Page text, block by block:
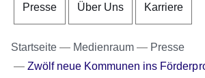
Presse Über Uns Karriere
Startseite Medienraum
Presse
Zwölf neue Kommunen ins